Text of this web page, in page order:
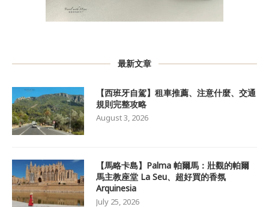
最新文章
【西班牙自駕】租車推薦、注意什麼、交通
規則完整攻略
August 3, 2026
【馬略卡島】Palma 帕爾馬：壯觀的帕爾
馬主教座堂 La Seu、超好買的香氛
Arquinesia
July 25, 2026